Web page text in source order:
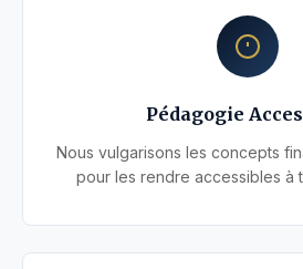
Pédagogie
Nous vulgarisons les concepts
pour les rendre accessibles à